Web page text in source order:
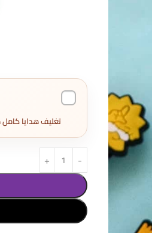
تغليف هدايا كامل مع بطاقة